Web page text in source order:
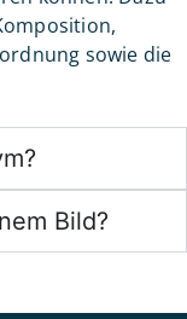
sowie die
Bild?